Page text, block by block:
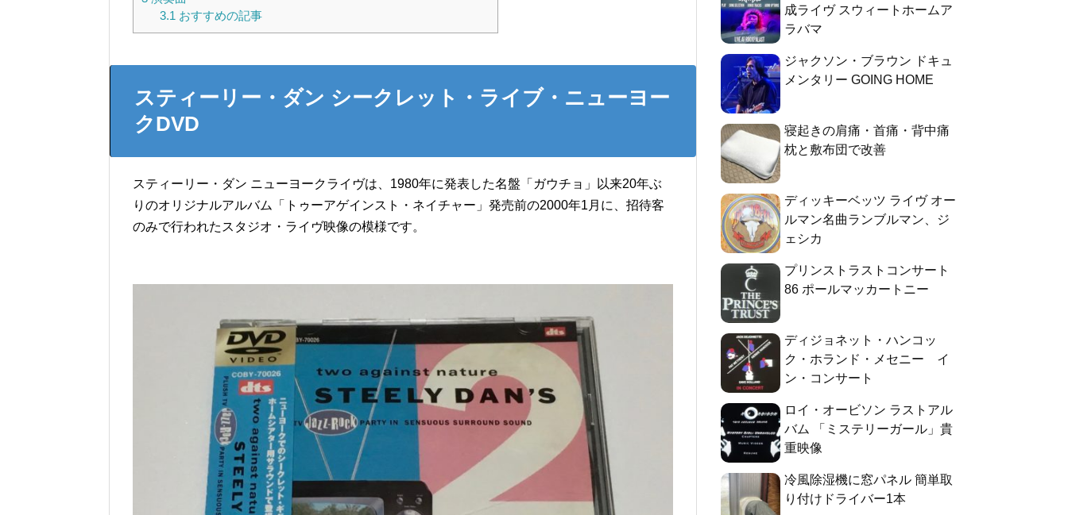
3.1 おすすめの記事
スティーリー・ダン シークレット・ライブ・ニューヨー
クDVD
スティーリー・ダン ニューヨークライヴは、1980年に発表した名盤「ガウチョ」以来20年ぶ
りのオリジナルアルバム「トゥーアゲインスト・ネイチャー」発売前の2000年1月に、招待客
のみで行われたスタジオ・ライヴ映像の模様です。
成ライヴ スウィートホームア
ラバマ
ジャクソン・ブラウン ドキュ
メンタリー GOING HOME
寝起きの肩痛・首痛・背中痛
枕と敷布団で改善
ディッキーベッツ ライヴ オー
ルマン名曲ランブルマン、ジ
ェシカ
プリンストラストコンサート
86 ポールマッカートニー
ディジョネット・ハンコッ
ク・ホランド・メセニー イ
ン・コンサート
ロイ・オービソン ラストアル
バム 「ミステリーガール」貴
重映像
冷風除湿機に窓パネル 簡単取
り付けドライバー1本